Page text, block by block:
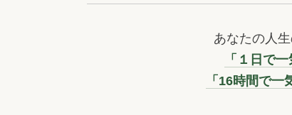
あなたの人
「１日で
「16時間で一